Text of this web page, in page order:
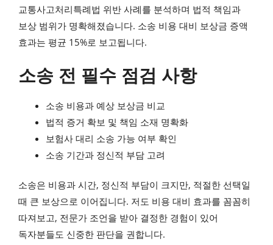
교통사고처리특례법 위반 사례를 분석하며 법적 책임과
보상 범위가 명확해졌습니다. 소송 비용 대비 보상금 증액
효과는 평균 15%로 보고됩니다.
소송 전 필수 점검 사항
소송 비용과 예상 보상금 비교
법적 증거 확보 및 책임 소재 명확화
보험사 대리 소송 가능 여부 확인
소송 기간과 정신적 부담 고려
소송은 비용과 시간, 정신적 부담이 크지만, 적절한 선택일
때 큰 보상으로 이어집니다. 저도 비용 대비 효과를 꼼꼼히
따져보고, 전문가 조언을 받아 결정한 경험이 있어
독자분들도 신중한 판단을 권합니다.